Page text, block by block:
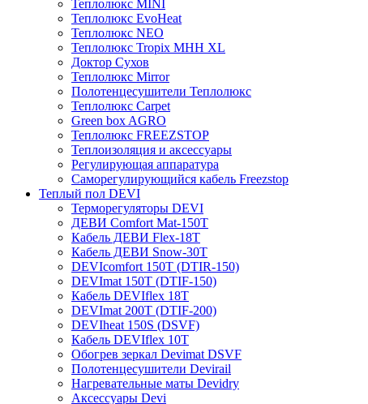
Теплолюкс MINI
Теплолюкс EvoHeat
Теплолюкс NEO
Теплолюкс Tropix МНН XL
Доктор Сухов
Теплолюкс Mirror
Полотенцесушители Теплолюкс
Теплолюкс Carpet
Green box AGRO
Теплолюкс FREEZSTOP
Теплоизоляция и аксессуары
Регулирующая аппаратура
Cаморегулирующийся кабель Freezstop
Теплый пол DEVI
Терморегуляторы DEVI
ДЕВИ Comfort Mat-150T
Кабель ДЕВИ Flex-18T
Кабель ДЕВИ Snow-30T
DEVIcomfort 150T (DTIR-150)
DEVImat 150T (DTIF-150)
Кабель DEVIflex 18T
DEVImat 200T (DTIF-200)
DEVIheat 150S (DSVF)
Кабель DEVIflex 10T
Обогрев зеркал Devimat DSVF
Полотенцесушители Devirail
Нагревательные маты Devidry
Аксессуары Devi